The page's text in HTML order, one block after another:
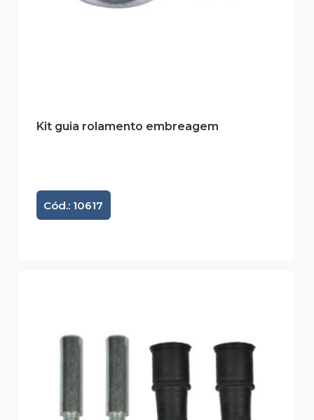
Kit guia rolamento embreagem
Cód.: 10617